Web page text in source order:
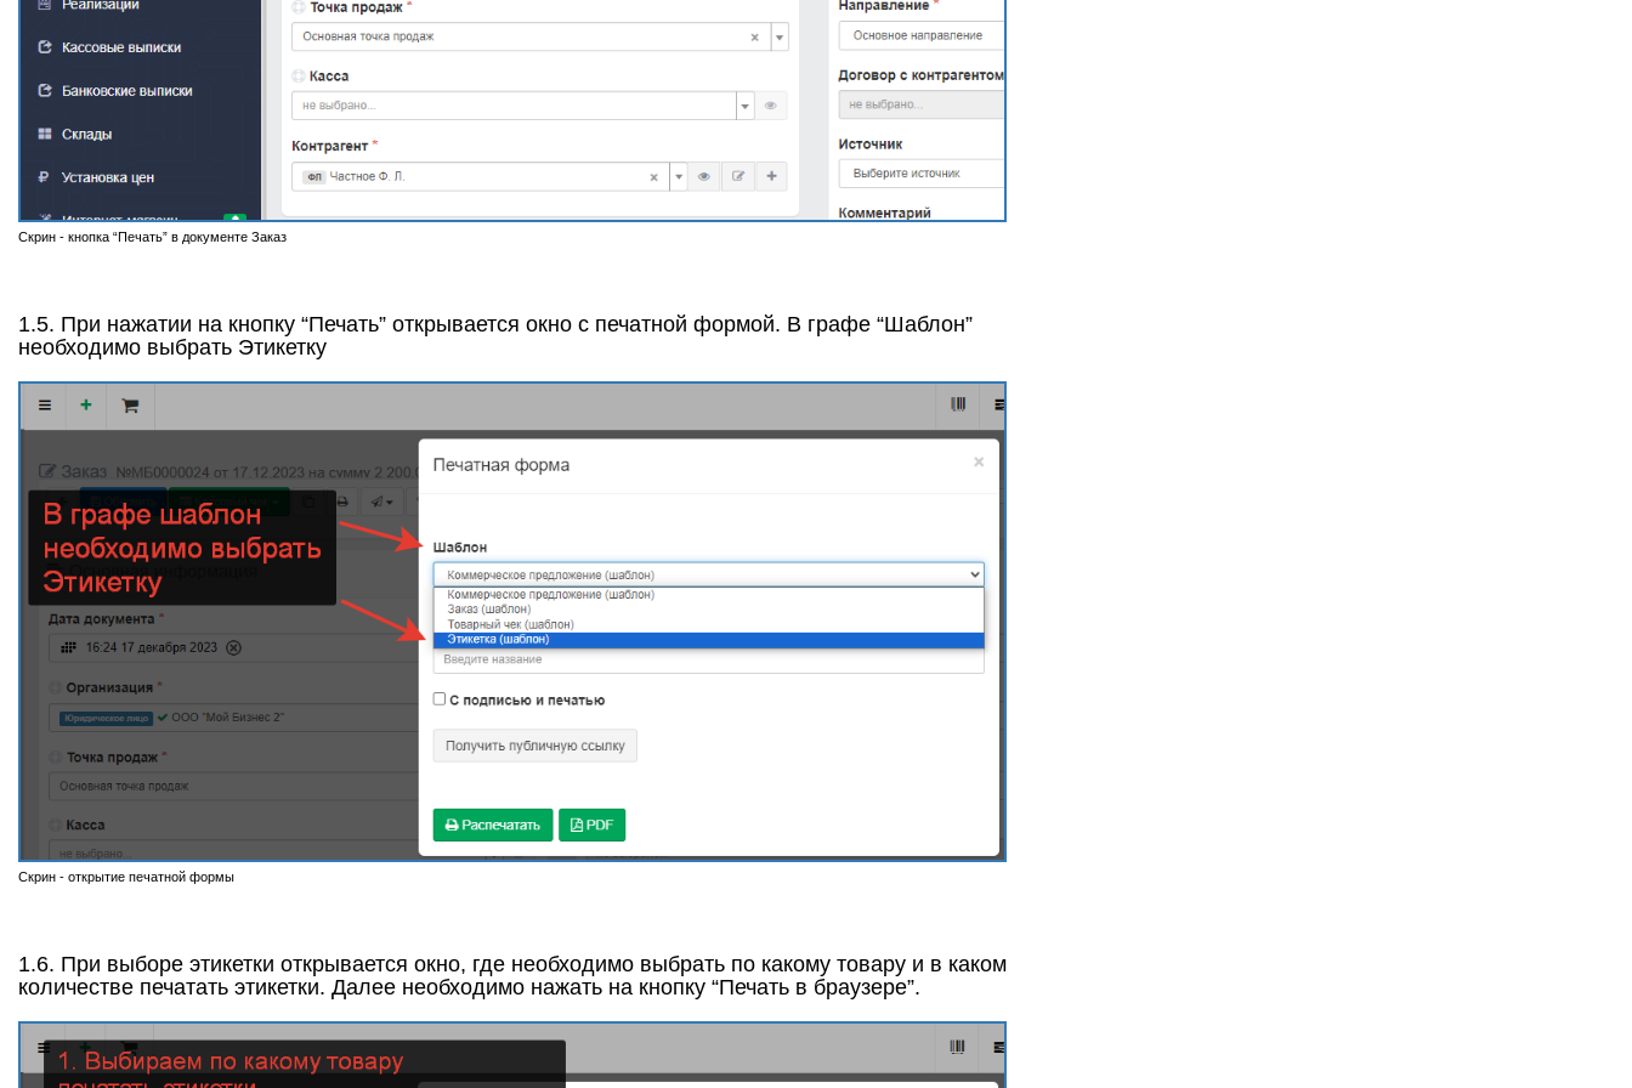
Скрин - кнопка “Печать” в документе Заказ
1.5. При нажатии на кнопку “Печать” открывается окно с печатной формой. В графе “Шаблон”
необходимо выбрать Этикетку
Скрин - открытие печатной формы
1.6. При выборе этикетки открывается окно, где необходимо выбрать по какому товару и в каком
количестве печатать этикетки. Далее необходимо нажать на кнопку “Печать в браузере”.